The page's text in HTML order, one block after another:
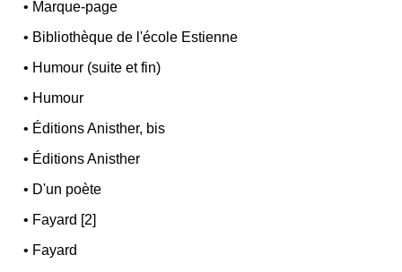
• Marque-page
• Bibliothèque de l'école Estienne
• Humour (suite et fin)
• Humour
• Éditions Anisther, bis
• Éditions Anisther
• D'un poète
• Fayard [2]
• Fayard